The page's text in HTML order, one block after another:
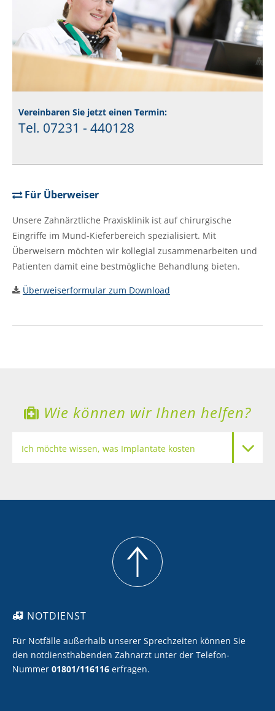
Vereinbaren Sie jetzt einen Termin:
Tel. 07231 - 440128
Für Überweiser
Unsere Zahnärztliche Praxisklinik ist auf chirurgische
Eingriffe im Mund-Kieferbereich spezialisiert. Mit
Überweisern möchten wir kollegial zusammenarbeiten und
Patienten damit eine bestmögliche Behandlung bieten.
Überweiserformular zum Download
Wie können wir Ihnen helfen?
Ich möchte wissen, was Implantate kosten
Ich möchte eine professionelle Zahnreinigung
NOTDIENST
Für Notfälle außerhalb unserer Sprechzeiten können Sie
den notdiensthabenden Zahnarzt unter der Telefon-
Nummer 01801/116116 erfragen.